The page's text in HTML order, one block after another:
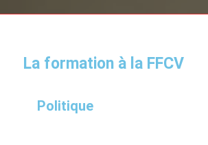
La formation à la FFCV
Politique